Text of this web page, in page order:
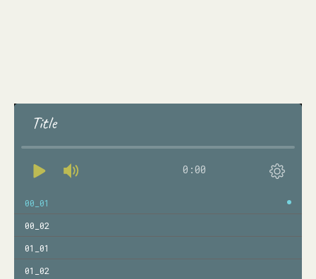
Title
0:00
00_01
00_02
01_01
01_02